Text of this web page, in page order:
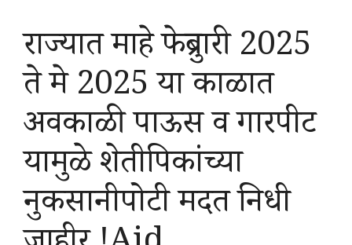
राज्यात माहे फेब्रुवारी 2025
ते मे 2025 या काळात
अवकाळी पाऊस व गारपीट
यामुळे शेतीपिकांच्या
नुकसानीपोटी मदत निधी